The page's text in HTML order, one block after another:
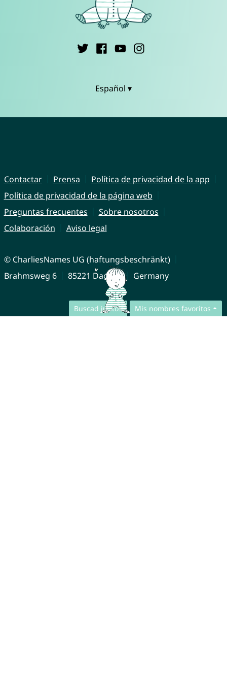
Buscad juntos Mis nombres favoritos
Español ▾
Contactar Prensa
Política de privacidad de la app
Política de privacidad de la página web
Preguntas frecuentes
Sobre nosotros
Colaboración
Aviso legal
© CharliesNames UG (haftungsbeschränkt)
Brahmsweg 6
85221 Dachau Germany